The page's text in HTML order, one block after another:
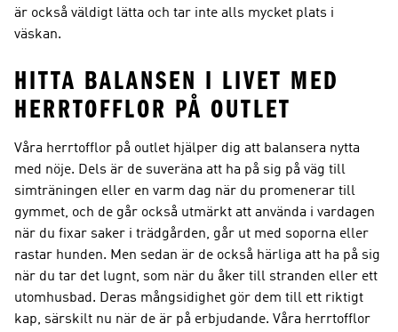
är också väldigt lätta och tar inte alls mycket plats i
väskan.
HITTA BALANSEN I LIVET MED
HERRTOFFLOR PÅ OUTLET
Våra herrtofflor på outlet hjälper dig att balansera nytta
med nöje. Dels är de suveräna att ha på sig på väg till
simträningen eller en varm dag när du promenerar till
gymmet, och de går också utmärkt att använda i vardagen
när du fixar saker i trädgården, går ut med soporna eller
rastar hunden. Men sedan är de också härliga att ha på sig
när du tar det lugnt, som när du åker till stranden eller ett
utomhusbad. Deras mångsidighet gör dem till ett riktigt
kap, särskilt nu när de är på erbjudande. Våra herrtofflor